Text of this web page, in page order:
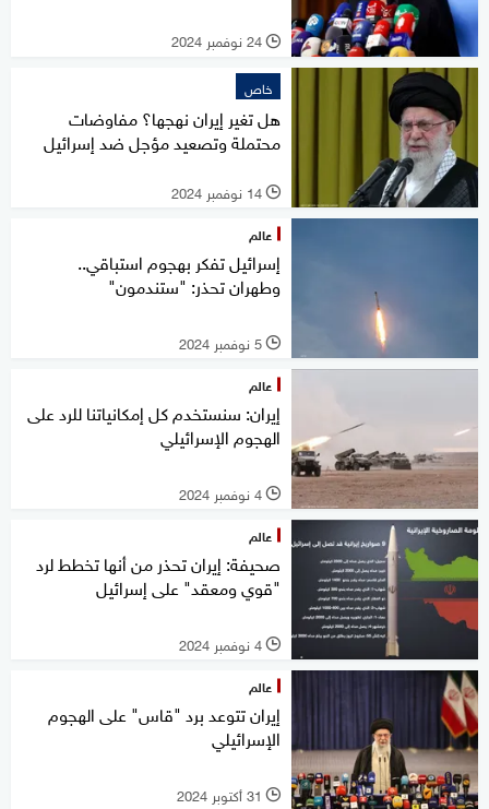
l 24 نوفمبر 2024
خاص
هل تغير إيران نهجها؟ مفاوضات
محتملة وتصعيد مؤجل ضد إسرائيل
l 14 نوفمبر 2024
عالم
إسرائيل تفكر بهجوم استباقي..
وطهران تحذر: "ستندمون"
l 5 نوفمبر 2024
عالم
إيران: سنستخدم كل إمكانياتنا للرد على
الهجوم الإسرائيلي
l 4 نوفمبر 2024
عالم
صحيفة: إيران تحذر من أنها تخطط لرد
"قوي ومعقد" على إسرائيل
l 4 نوفمبر 2024
عالم
إيران تتوعد برد "قاس" على الهجوم
الإسرائيلي
l 31 أكتوبر 2024